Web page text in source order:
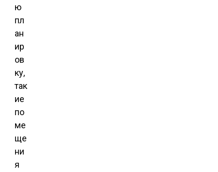
ю
пл
ан
ир
ов
ку,
так
ие
по
ме
ще
ни
я